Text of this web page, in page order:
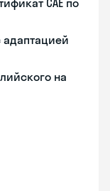
CAE по
адаптацией
на